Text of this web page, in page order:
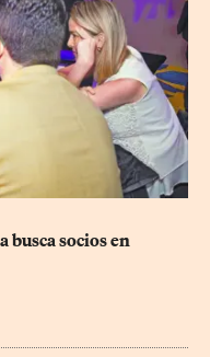
socios en